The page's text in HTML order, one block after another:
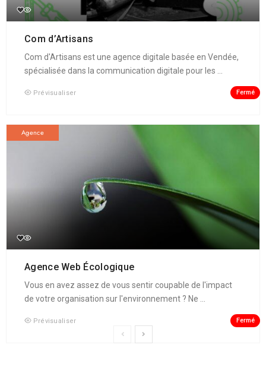
Com d’Artisans
Com d'Artisans est une agence digitale basée en Vendée,
spécialisée dans la communication digitale pour les ...
Prévisualiser Fermé
Agence
Agence Web Écologique
Vous en avez assez de vous sentir coupable de l'impact
de votre organisation sur l'environnement ? Ne ...
Prévisualiser Fermé